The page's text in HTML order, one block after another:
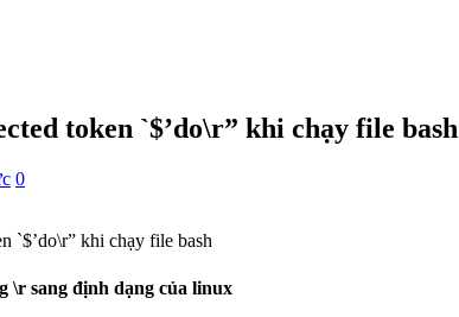
token `$’do\r” khi chạy file bash
0
`$’do\r” khi chạy file bash
\r sang định dạng của linux